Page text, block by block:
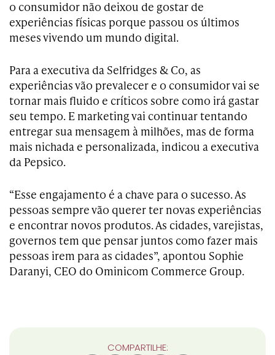
o consumidor não deixou de gostar de
experiências físicas porque passou os últimos
meses vivendo um mundo digital.
Para a executiva da Selfridges & Co, as
experiências vão prevalecer e o consumidor vai se
tornar mais fluido e críticos sobre como irá gastar
seu tempo. E marketing vai continuar tentando
entregar sua mensagem à milhões, mas de forma
mais nichada e personalizada, indicou a executiva
da Pepsico.
“Esse engajamento é a chave para o sucesso. As
pessoas sempre vão querer ter novas experiências
e encontrar novos produtos. As cidades, varejistas,
governos tem que pensar juntos como fazer mais
pessoas irem para as cidades”, apontou Sophie
Daranyi, CEO do Ominicom Commerce Group.
COMPARTILHE: